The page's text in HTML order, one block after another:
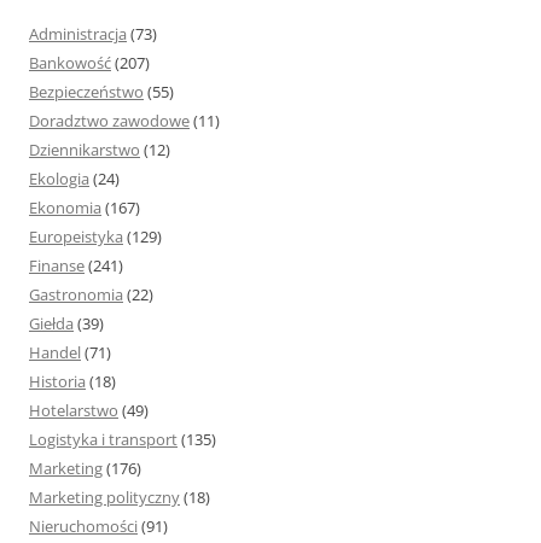
Administracja (73)
Bankowość(207)
Bezpieczeństwo (55)
Doradztwo zawodowe(11)
Dziennikarstwo (12)
Ekologia (24)
Ekonomia (167)
Europeistyka (129)
Finanse(241)
Gastronomia (22)
Giełda (39)
Handel(71)
Historia (18)
Hotelarstwo (49)
Logistyka i transport(135)
Marketing(176)
Marketing polityczny(18)
Nieruchomości(91)